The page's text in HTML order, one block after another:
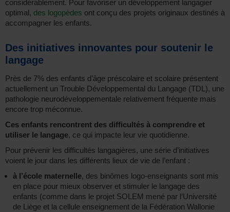
considérablement. Pour favoriser un développement langagier
optimal, des logopèdes ont conçu des projets originaux destinés à
accompagner les enfants.
Des initiatives innovantes pour soutenir le
langage
Près de 7% des enfants d’âge préscolaire et scolaire présentent
actuellement un Trouble Développemental du Langage (TDL), une
pathologie neurodéveloppementale relativement fréquente mais
encore trop méconnue.
Ces enfants rencontrent des difficultés à comprendre et
utiliser le langage, ce qui impacte leur vie quotidienne.
Pour prévenir les difficultés langagières, une série d’initiatives
voient le jour dans les différents lieux de vie de l’enfant :
à l’école maternelle, des binômes logo-enseignants sont mis
en place pour mieux observer et stimuler le langage des
enfants (comme dans le projet SOLEM mené par l’Université
de Liège et la cellule enseignement de la Fédération Wallonie